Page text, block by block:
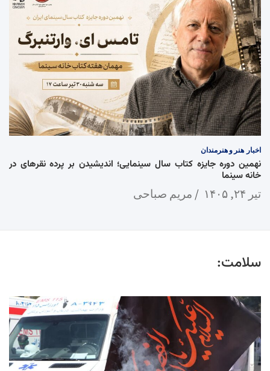
اخبار هنر و هنرمندان
نهمین دوره جایزه کتاب سال سینمایی؛ اندیشیدن بر پرده نقرهای در
خانه سینما
تیر ۲۴, ۱۴۰۵ مریم صباحی
سلامت: